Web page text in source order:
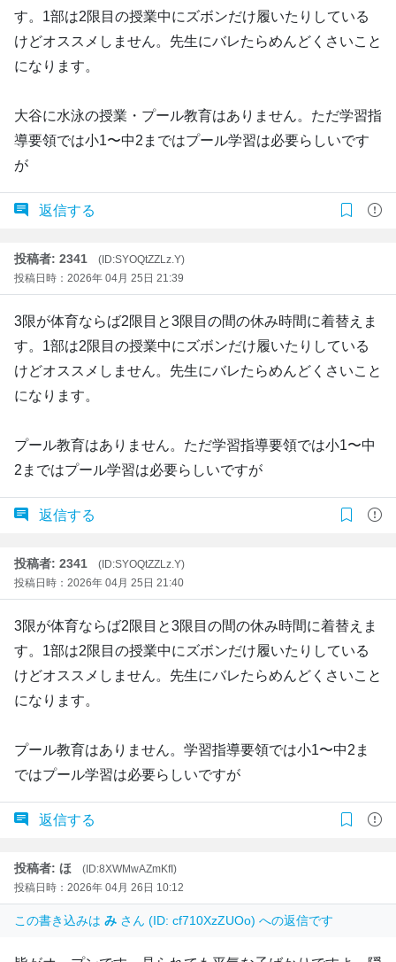
す。1部は2限目の授業中にズボンだけ履いたりしている
けどオススメしません。先生にバレたらめんどくさいこと
になります。
大谷に水泳の授業・プール教育はありません。ただ学習指
導要領では小1〜中2まではプール学習は必要らしいです
が
返信する
投稿者: 2341
(ID:SYOQtZZLz.Y)
投稿日時：2026年 04月 25日 21:39
3限が体育ならば2限目と3限目の間の休み時間に着替えま
す。1部は2限目の授業中にズボンだけ履いたりしている
けどオススメしません。先生にバレたらめんどくさいこと
になります。
プール教育はありません。ただ学習指導要領では小1〜中
2まではプール学習は必要らしいですが
返信する
投稿者: 2341
(ID:SYOQtZZLz.Y)
投稿日時：2026年 04月 25日 21:40
3限が体育ならば2限目と3限目の間の休み時間に着替えま
す。1部は2限目の授業中にズボンだけ履いたりしている
けどオススメしません。先生にバレたらめんどくさいこと
になります。
プール教育はありません。学習指導要領では小1〜中2ま
ではプール学習は必要らしいですが
返信する
投稿者: ほ
(ID:8XWMwAZmKfI)
投稿日時：2026年 04月 26日 10:12
この書き込みは み さん (ID: cf710XzZUOo) への返信です